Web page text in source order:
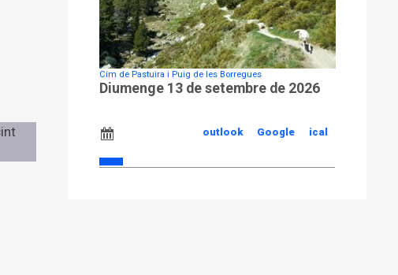
Cim de Pastuira i Puig de les Borregues
Diumenge 13 de setembre de 2026
ical
Google
outlook